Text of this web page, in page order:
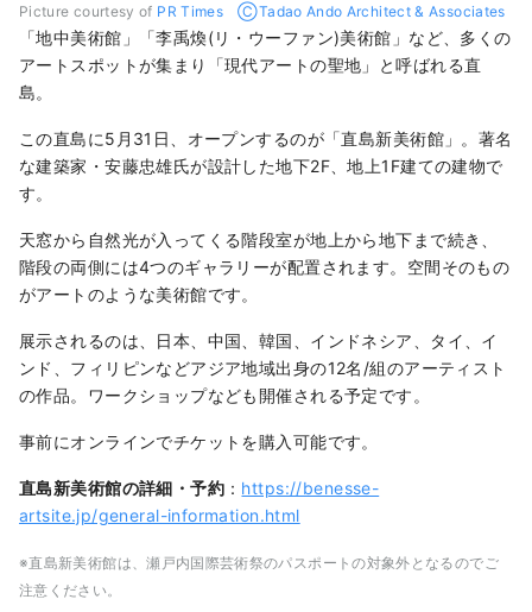
Picture courtesy of PR Times ⒸTadao Ando Architect & Associates
「地中美術館」「李禹煥(リ・ウーファン)美術館」など、多くの
アートスポットが集まり「現代アートの聖地」と呼ばれる直
島。
この直島に5月31日、オープンするのが「直島新美術館」。著名
な建築家・安藤忠雄氏が設計した地下2F、地上1F建ての建物で
す。
天窓から自然光が入ってくる階段室が地上から地下まで続き、
階段の両側には4つのギャラリーが配置されます。空間そのもの
がアートのような美術館です。
展示されるのは、⽇本、中国、韓国、インドネシア、タイ、イ
ンド、フィリピンなどアジア地域出⾝の12名/組のアーティスト
の作品。ワークショップなども開催される予定です。
事前にオンラインでチケットを購入可能です。
直島新美術館の詳細・予約 ： https://benesse-
artsite.jp/general-information.html
※直島新美術館は、瀬戸内国際芸術祭のパスポートの対象外となるのでご
注意ください。